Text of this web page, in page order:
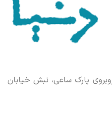
پارک ساعی، نبش خیابان